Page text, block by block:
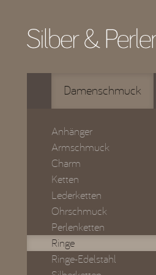
Damenschmuck
Anhänger
Armschmuck
Charm
Ketten
Lederketten
Ohrschmuck
Perlenketten
Ringe
Ringe-Edelstahl